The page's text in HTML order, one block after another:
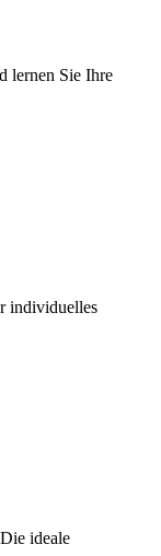
lernen Sie Ihre
individuelles
ideale